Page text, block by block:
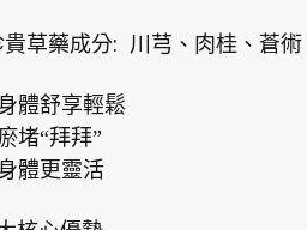
貴草藥成分: 川芎、肉桂、蒼
體舒享輕鬆
堵“拜拜”
體更靈活